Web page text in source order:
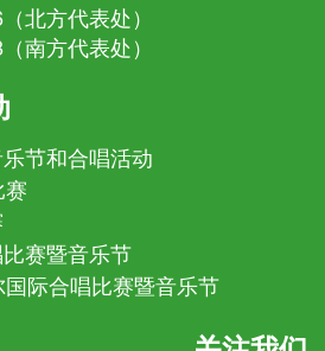
北方代表处）
南方代表处）
节和合唱活动
赛暨音乐节
际合唱比赛暨音乐节